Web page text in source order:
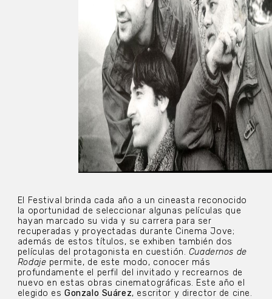
El Festival brinda cada año a un cineasta reconocido
la oportunidad de seleccionar algunas películas que
hayan marcado su vida y su carrera para ser
recuperadas y proyectadas durante Cinema Jove;
además de estos títulos, se exhiben también dos
películas del protagonista en cuestión. Cuadernos de
Rodaje permite, de este modo, conocer más
profundamente el perfil del invitado y recrearnos de
nuevo en estas obras cinematográficas. Este año el
elegido esGonzalo Suárez, escritor y director de cine.